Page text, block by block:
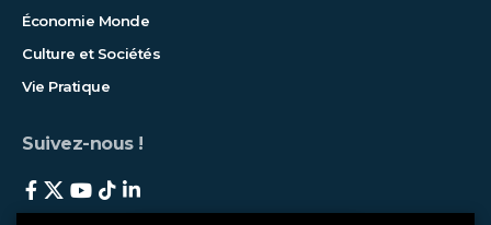
Économie Monde
Culture et Sociétés
Vie Pratique
Suivez-nous !